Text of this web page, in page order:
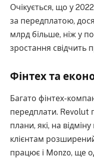
Очікується, що у
за передплатою,
млрд більше, ніж у
зростання свідчить
Фінтех та
Багато фінтех-
передплати. Revolut
плани, які, на
клієнтам
працює і Monzo, ще